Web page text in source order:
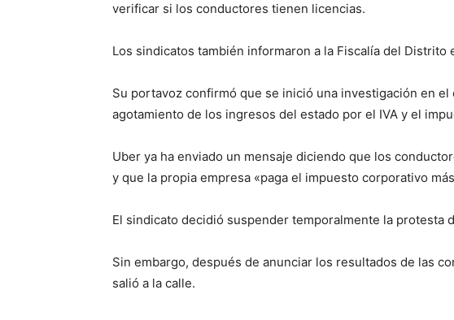
verificar si los conductores tienen licencias.
Los sindicatos también informaron a la Fiscalía del Distrito
Su portavoz confirmó que se inició una investigación en el
agotamiento de los ingresos del estado por el IVA y el
Uber ya ha enviado un mensaje diciendo que los
y que la propia empresa «paga el impuesto corporativo
El sindicato decidió suspender temporalmente la protesta
Sin embargo, después de anunciar los resultados de las
salió a la calle.